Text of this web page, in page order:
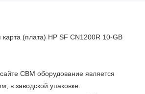
(плата) HP SF CN1200R 10-GB
CBM оборудование является
в заводской упаковке.